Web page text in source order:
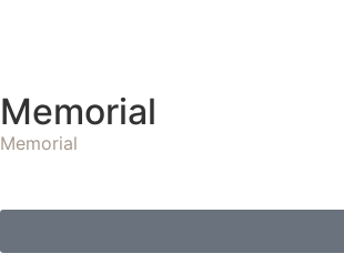
Memorial
Memorial